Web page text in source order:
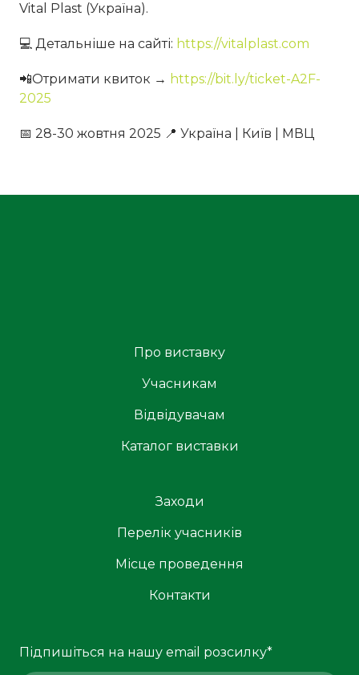
Vital Plast (Україна).
💻 Детальніше на сайті: https://vitalplast.com
📲Отримати квиток → https://bit.ly/ticket-A2F-
2025
📅 28-30 жовтня 2025 📍 Україна | Київ | МВЦ
Про виставку
Учасникам
Відвідувачам
Каталог виставки
Заходи
Перелік учасників
Місце проведення
Контакти
Підпишіться на нашу email розсилку*